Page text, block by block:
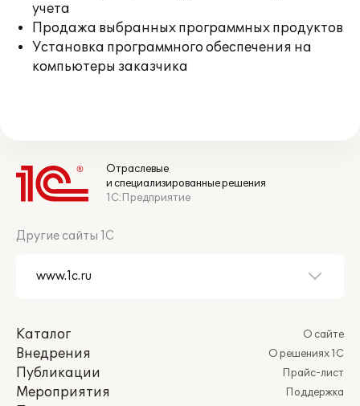
учета
Продажа выбранных программных продуктов
Установка программного обеспечения на
компьютеры заказчика
Отраслевые
и специализированные решения
1С:Предприятие
Другие сайты 1С
Каталог
Внедрения
Публикации
Мероприятия
О сайте
О решениях 1С
Прайс-лист
Поддержка